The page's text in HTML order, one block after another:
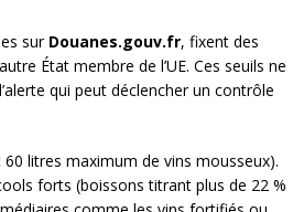
sur Douanes.gouv.fr, fixent des
État membre de l’UE. Ces seuils ne
qui peut déclencher un contrôle
litres maximum de vins mousseux).
forts (boissons titrant plus de 22 %